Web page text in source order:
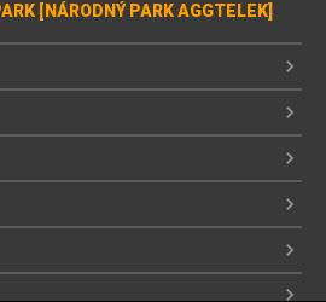
[NÁRODNÝ PARK AGGTELEK]